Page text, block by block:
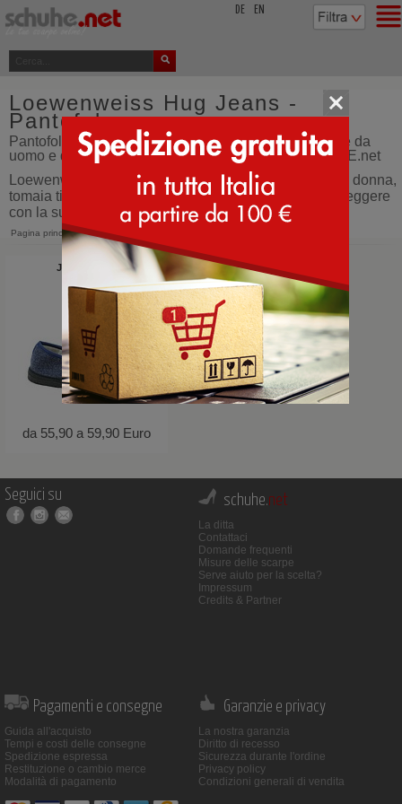
DE EN
Loewenweiss Hug Jeans -
Pantofole
Pantofole - Loewenweiss Hug Jeans pantofole chiuse da
uomo e donna - calzature - ordina dall'Italia - SCHUHE.net
Loewenweiss Hug Jeans pantofole chiuse da uomo e donna,
tomaia tipo Loden, comodissime, molto calde e ultra leggere
con la suola leggeremente gommata. Pantofole
Pagina principale>Loewenweiss
Jeans Denim
da 55,90 a 59,90 Euro
Seguici su schuhe.net
La ditta
Contattaci
Domande frequenti
Misure delle scarpe
Serve aiuto per la scelta?
Impressum
Credits & Partner
Pagamenti e consegne
Guida all'acquisto
Tempi e costi delle consegne
Spedizione espressa
Restituzione o cambio merce
Modalità di pagamento
Garanzie e privacy
La nostra garanzia
Diritto di recesso
Sicurezza durante l'ordine
Privacy policy
Condizioni generali di vendita